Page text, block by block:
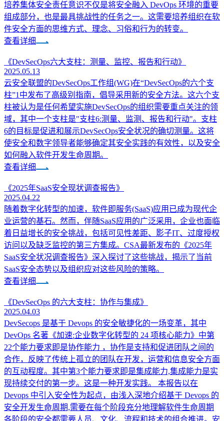
培养集体安全责任意识不仅是将安全融入 DevOps 环境的重要
组成部分，也是最具挑战性的任务之一。这需要培养组织在软
件安全方面的思维方式、理念、习俗和行为的转变。
查看详细
《DevSecOps六大支柱：测量、监控、报告和行动》
2025.05.13
云安全联盟的DevSecOps工作组(WG)在“DevSecOps的六个支
柱”1中发布了高级别指南，倡导采用新的安全方法。这六个支
柱被认为是任何希望实施DevSecOps的组织需要重点关注的领
域，其中一个支柱是"支柱6:测量、监测、报告和行动"。支柱
6的目标是促进和展示DevSecOps安全状况的确切测量。这将
使安全和数字领导者能够确定其安全实践的有效性，以及安全
如何融入软件开发生命周期。
查看详细
《2025年SaaS安全现状调查报告》
2025.04.22
随着数字化转型的加速，软件即服务(SaaS)应用已成为现代企
业运营的基石。然而，伴随SaaS应用的广泛采用，企业也面临
着日益增长的安全挑战，包括可见性差距、影子IT、过度授权
访问以及缺乏监控的第三方集成。CSA最新发布的《2025年
SaaS安全状况调查报告》深入探讨了这些挑战，揭示了当前
SaaS安全态势以及组织应对这些风险的策略。
查看详细
《DevSecOps 的六大支柱：协作与集成》
2025.04.03
DevSecops 是基于 Devops 的安全敏捷化的一场变革，其中
DevOps 名著《加速:企业数字化转型的 24 项核心能力》中第
22个能力要求即是协作能力 ，协作是支持和促进团队之间的
合作，反映了传统上孤立的团队在开发，运营和信息安全方面
的互动程度。其中第3个能力要求即是集成能力,集成能力是实
现持续交付的第一步。这是一种开发实践。 本报告以在
Devops 中引入安全性为起点，由浅入深地介绍基于 Devops 的
安全开发生命周期,需要在每个阶段充分地理解软件生命周期
各阶段的安全都需要人员、文化、流程和技术的组合推进。安